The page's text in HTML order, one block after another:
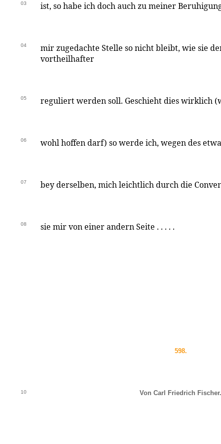
03 ist, so habe ich doch auch zu meiner
04
mir zugedachte Stelle so nicht bleibt, wie sie
vortheilhafter
05 reguliert werden soll. Geschieht dies wirklich
06 wohl hoffen darf) so werde ich, wegen des
07 bey derselben, mich leichtlich durch die
08 sie mir von einer andern Seite . . . . .
598.
10 Von Carl Friedrich Fischer.